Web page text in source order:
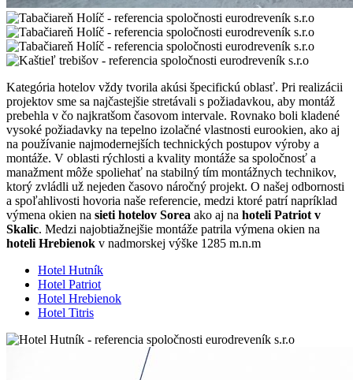
Kategória hotelov vždy tvorila akúsi špecifickú oblasť. Pri realizácii
projektov sme sa najčastejšie stretávali s požiadavkou, aby montáž
prebehla v čo najkratšom časovom intervale. Rovnako boli kladené
vysoké požiadavky na tepelno izolačné vlastnosti eurookien, ako aj
na používanie najmodernejších technických postupov výroby a
montáže. V oblasti rýchlosti a kvality montáže sa spoločnosť a
manažment môže spoliehať na stabilný tím montážnych technikov,
ktorý zvládli už nejeden časovo náročný projekt. O našej odbornosti
a spoľahlivosti hovoria naše referencie, medzi ktoré patrí napríklad
výmena okien na sieti hotelov Sorea ako aj na hoteli Patriot v
Skalic. Medzi najobtiažnejšie montáže patrila výmena okien na
hoteli Hrebienok v nadmorskej výške 1285 m.n.m
Hotel Hutník
Hotel Patriot
Hotel Hrebienok
Hotel Titris